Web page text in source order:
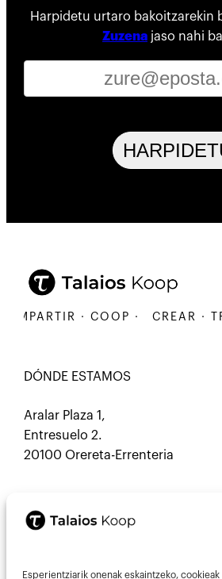
Esperientziarik onenak eskaintzeko,
Harpidetu urtaro bakoitzarekin
Zuzena jaso nahi
· COOP · CREAR ·
DÓNDE ESTAMOS
Aralar Plaza 1,
Entresuelo 2.
20100 Orereta-Errenteria